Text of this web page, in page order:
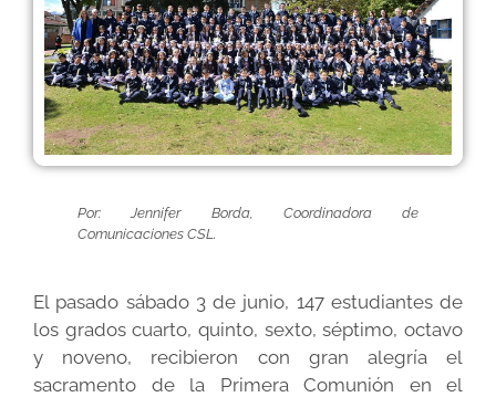
Por: Jennifer Borda, Coordinadora de
Comunicaciones CSL.
El pasado sábado 3 de junio, 147 estudiantes de
los grados cuarto, quinto, sexto, séptimo, octavo
y noveno, recibieron con gran alegría el
sacramento de la Primera Comunión en el